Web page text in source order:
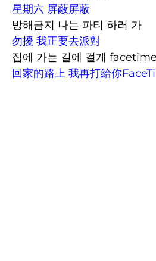
星期六 屏蔽屏蔽
방해금지 나는 파티 하러 가
勿擾 我正要去派對
집에 가는 길에 걸게 facetime
回家的路上 我再打給你